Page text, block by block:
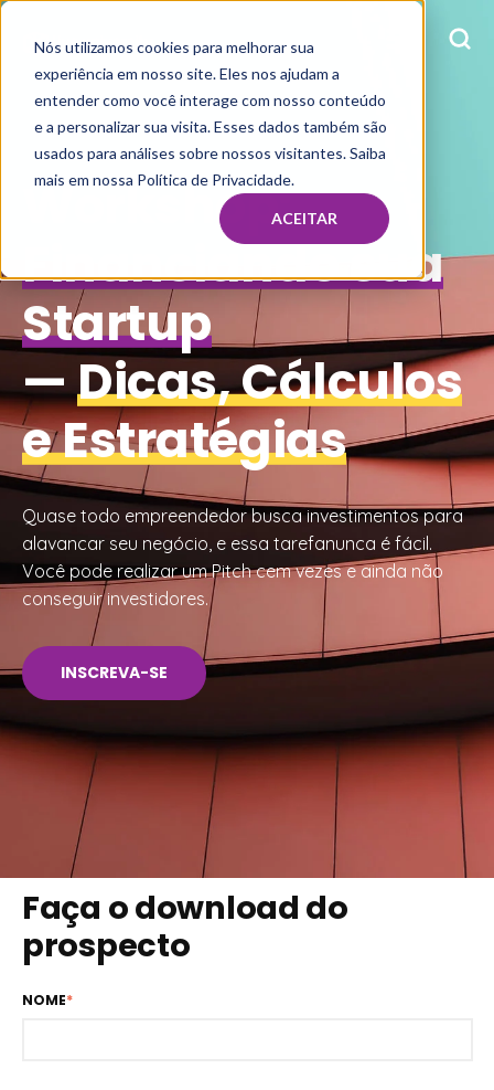
Nós utilizamos cookies para melhorar sua
experiência em nosso site. Eles nos ajudam a
entender como você interage com nosso conteúdo
e a personalizar sua visita. Esses dados também são
usados para análises sobre nossos visitantes. Saiba
mais em nossa Política de Privacidade.
ACEITAR
Workshop:
Financiando sua
Startup
—Dicas, Cálculos
e Estratégias
Quase todo empreendedor busca investimentos para
alavancar seu negócio, e essa tarefanunca é fácil.
Você pode realizar um Pitch cem vezes e ainda não
conseguir investidores.
INSCREVA-SE
Faça o download do
prospecto
NOME*